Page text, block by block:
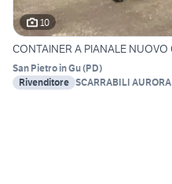
10
CONTAINER A PIANALE
San Pietro in Gu(PD)
Rivenditore SCARRABILI AURORA